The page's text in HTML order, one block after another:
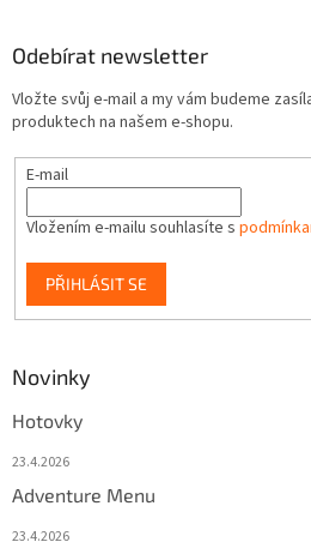
Odebírat newsletter
Vložte svůj e-mail a my vám budeme
produktech na našem e-shopu.
E-mail
Vložením e-mailu souhlasíte s
PŘIHLÁSIT SE
Novinky
Hotovky
23.4.2026
Adventure Menu
23.4.2026